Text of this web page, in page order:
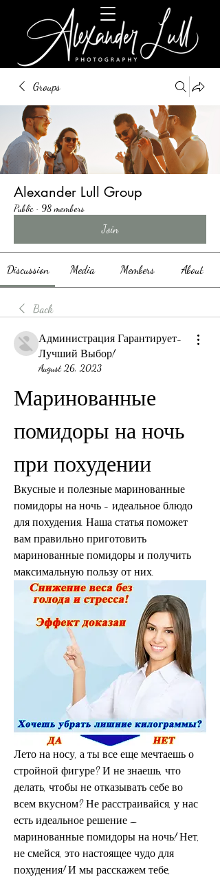
Groups
Alexander Lull Group
Public · 98 members
Join
Discussion Media Members About
Back
Администрация Гарантирует-
Лучший Выбор!
August 26, 2023
Маринованные
помидоры на ночь
при похудении
Вкусные и полезные маринованные
помидоры на ночь - идеальное блюдо
для похудения. Наша статья поможет
вам правильно приготовить
маринованные помидоры и получить
максимальную пользу от них.
Лето на носу, а ты все еще мечтаешь о
стройной фигуре? И не знаешь, что
делать, чтобы не отказывать себе во
всем вкусном? Не расстраивайся, у нас
есть идеальное решение –
маринованные помидоры на ночь! Нет,
не смейся, это настоящее чудо для
похудения! И мы расскажем тебе,